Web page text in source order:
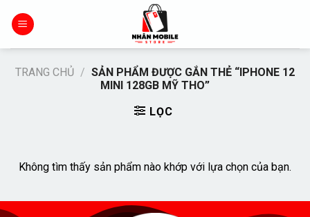
đến
TRANG CHỦ / SẢN PHẨM ĐƯỢC GẮN THẺ “IPHONE 12
MINI 128GB MỸ THO”
LỌC
Không tìm thấy sản phẩm nào khớp với lựa chọn của bạn.